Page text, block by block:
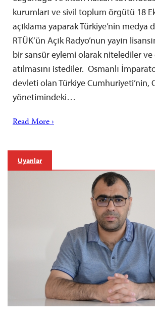
kurumları ve sivil toplum örgütü 18
açıklama yaparak Türkiye’nin medya
RTÜK’ün Açık Radyo’nun yayın
bir sansür eylemi olarak nitelediler ve
atılmasını istediler. Osmanlı
devleti olan Türkiye Cumhuriyeti’nin,
yönetimindeki…
Read More ›
Uyarılar